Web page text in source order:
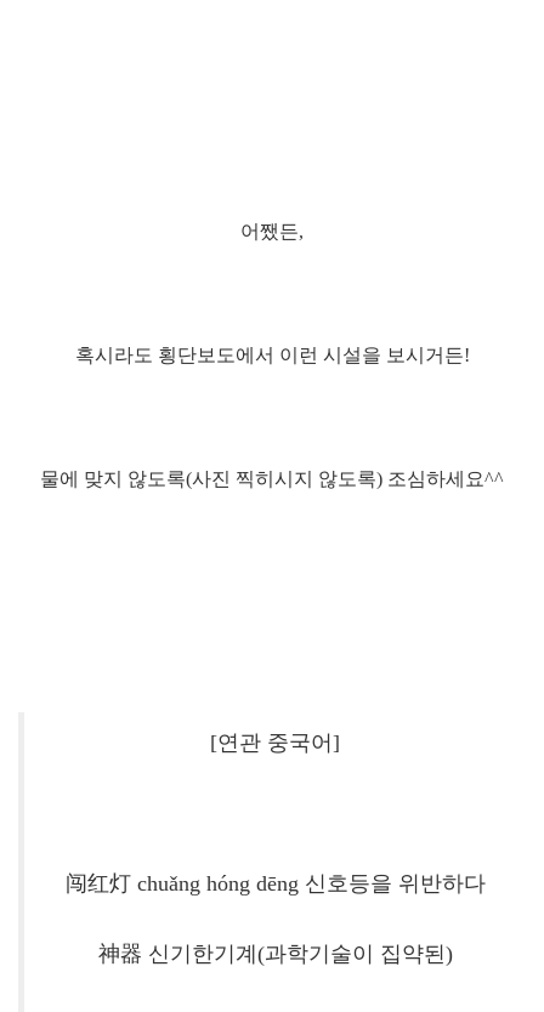
어쨌든,
혹시라도 횡단보도에서 이런 시설을 보시거든!
물에 맞지 않도록(사진 찍히시지 않도록) 조심하세요^^
[연관 중국어]
闯红灯 chuǎng hóng dēng 신호등을 위반하다
神器 신기한기계(과학기술이 집약된)